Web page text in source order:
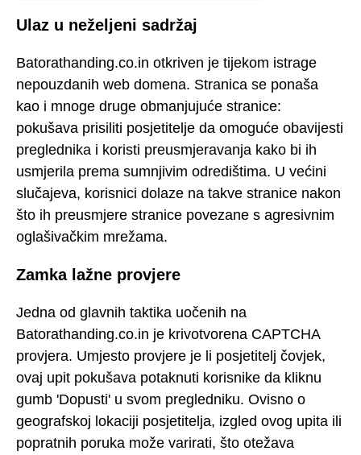
Ulaz u neželjeni sadržaj
Batorathanding.co.in otkriven je tijekom istrage
nepouzdanih web domena. Stranica se ponaša
kao i mnoge druge obmanjujuće stranice:
pokušava prisiliti posjetitelje da omoguće obavijesti
preglednika i koristi preusmjeravanja kako bi ih
usmjerila prema sumnjivim odredištima. U većini
slučajeva, korisnici dolaze na takve stranice nakon
što ih preusmjere stranice povezane s agresivnim
oglašivačkim mrežama.
Zamka lažne provjere
Jedna od glavnih taktika uočenih na
Batorathanding.co.in je krivotvorena CAPTCHA
provjera. Umjesto provjere je li posjetitelj čovjek,
ovaj upit pokušava potaknuti korisnike da kliknu
gumb 'Dopusti' u svom pregledniku. Ovisno o
geografskoj lokaciji posjetitelja, izgled ovog upita ili
popratnih poruka može varirati, što otežava